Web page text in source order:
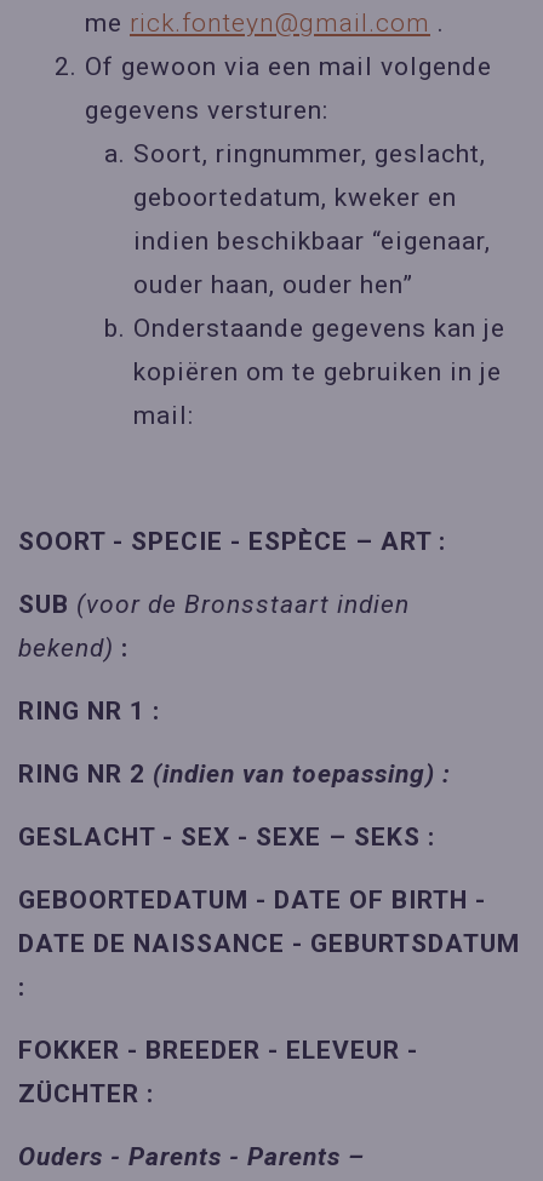
me rick.fonteyn@gmail.com .
Of gewoon via een mail volgende
gegevens versturen:
Soort, ringnummer, geslacht,
geboortedatum, kweker en
indien beschikbaar “eigenaar,
ouder haan, ouder hen”
Onderstaande gegevens kan je
kopiëren om te gebruiken in je
mail:
SOORT - SPECIE - ESPÈCE – ART :
SUB (voor de Bronsstaart indien
bekend) :
RING NR 1 :
RING NR 2 (indien van toepassing) :
GESLACHT - SEX - SEXE – SEKS :
GEBOORTEDATUM - DATE OF BIRTH -
DATE DE NAISSANCE - GEBURTSDATUM
:
FOKKER - BREEDER - ELEVEUR -
ZÜCHTER :
Ouders - Parents - Parents –